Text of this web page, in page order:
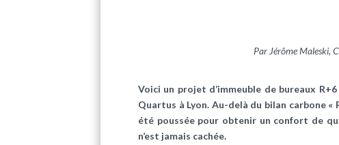
Par Jérôme Maleski,
Voici un projet d’immeuble de bureaux
Quartus à Lyon. Au-delà du bilan carbone
été poussée pour obtenir un confort de
n’est jamais cachée.